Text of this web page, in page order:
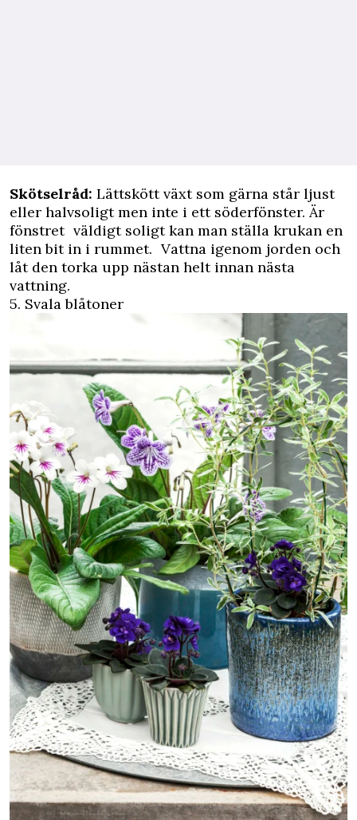
Skötselråd: Lättskött växt som gärna står ljust
eller halvsoligt men inte i ett söderfönster. Är
fönstret väldigt soligt kan man ställa krukan en
liten bit in i rummet. Vattna igenom jorden och
låt den torka upp nästan helt innan nästa
vattning.
5. Svala blåtoner